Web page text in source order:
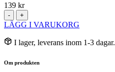
139 kr
-
Eilas
Tvål-
Lavendel
Flytande
mängd
+
LÄGG I VARUKORG
I lager, leverans inom 1-3 dagar.
Om produkten